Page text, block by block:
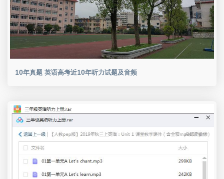
10年真题 英语高考近10年听力试题及音频